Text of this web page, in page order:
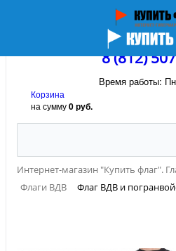
8 (812)
Время работы:
Корзина
на сумму0 руб.
Интернет-магазин "Купить флаг".
Флаги ВДВ
Флаг ВДВ и